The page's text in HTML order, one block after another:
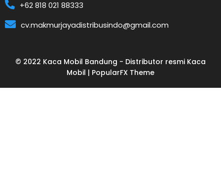
+62 818 021 88333
cv.makmurjayadistribusindo@gmail.com
© 2022 Kaca Mobil Bandung - Distributor resmi Kaca
Mobil | PopularFX Theme